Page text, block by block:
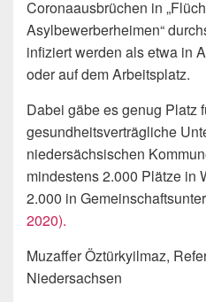
Coronaausbrüchen in
Asylbewerberheimen“
infiziert werden als etwa in
oder auf dem Arbeitsplatz.
Dabei gäbe es genug Platz
gesundheitsverträgliche
niedersächsischen
mindestens 2.000 Plätze in
2.000 in
2020).
Muzaffer Öztürkyilmaz,
Niedersachsen